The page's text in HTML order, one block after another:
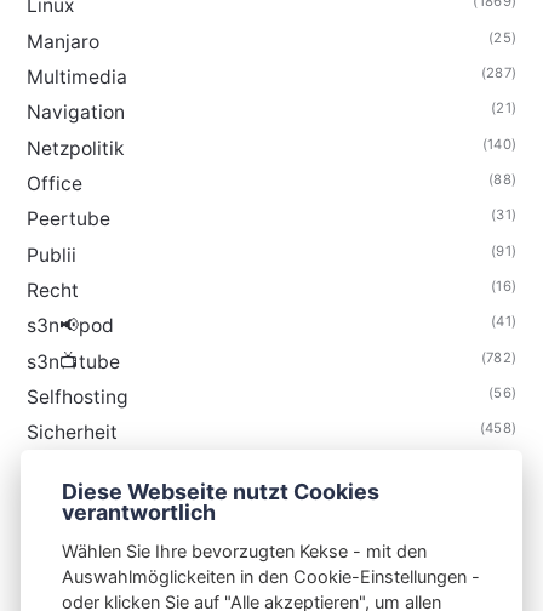
Linux
Manjaro (25)
Multimedia (287)
Navigation (21)
Netzpolitik (140)
Office (88)
Peertube (31)
Publii (91)
Recht (16)
s3n📢pod (41)
s3n📺tube (782)
Selfhosting (56)
Sicherheit (458)
Thunderbird
Diese Webseite nutzt Cookies
verantwortlich
Wählen Sie Ihre bevorzugten Kekse - mit den
Auswahlmöglickeiten in den Cookie-Einstellungen -
oder klicken Sie auf "Alle akzeptieren", um allen